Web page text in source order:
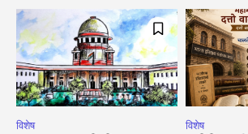
विशेष विशेष